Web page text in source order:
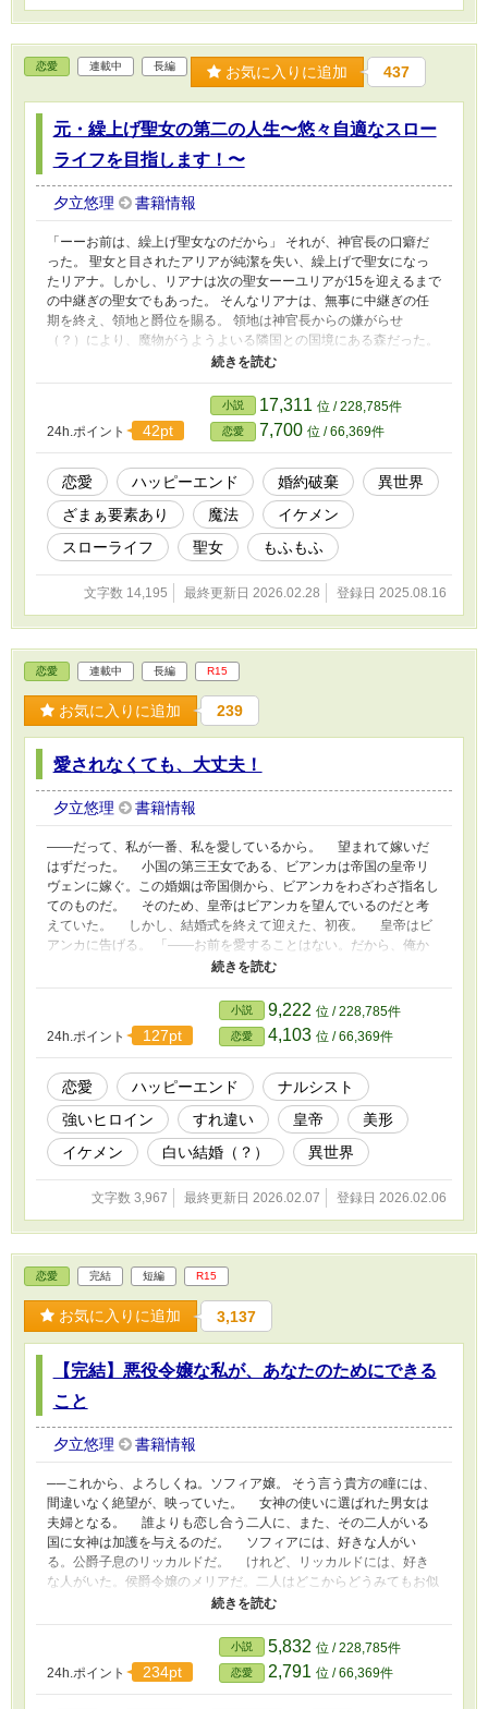
恋愛 連載中 長編 お気に入りに追加 437
元・繰上げ聖女の第二の人生〜悠々自適なスロー
ライフを目指します！〜
夕立悠理 書籍情報
「ーーお前は、繰上げ聖女なのだから」 それが、神官長の口癖だ
った。 聖女と目されたアリアが純潔を失い、繰上げで聖女になっ
たリアナ。しかし、リアナは次の聖女ーーユリアが15を迎えるまで
の中継ぎの聖女でもあった。 そんなリアナは、無事に中継ぎの任
期を終え、領地と爵位を賜る。 領地は神官長からの嫌がらせ
（？）により、魔物がうようよいる隣国との国境にある森だった。
そんな森でもリアナは、挫けず、めげず、むしろ喜んで向かう。
る力で悠々自適なスローライフを送っていると、面倒ごとが次々舞
い込んできてーー！？ 神官長が、実は私のことが好きだった？
……いや、今更言われても。 イケメンな生き霊ですね！！ ……
って、王太子殿下の生き霊なんですか！？ かわいいもふもふー。
……星獣だなんて、聞いてない！！ リアナの、のんびり、たまに
ハプニングとちょっぴりドキドキなスローライフ生活。 ※間違え
られた番様があまりにもシリアスなので、息抜きにコメディーを始
めました
24h.ポイント 42pt
小説 17,311 位 / 228,785件
恋愛 7,700 位 / 66,369件
恋愛 ハッピーエンド 婚約破棄
異世界
ざまぁ要素あり
魔法
イケメン
スローライフ
聖女 もふもふ
文字数 14,195 最終更新日 2026.02.28 登録日 2025.08.16
恋愛 連載中 長編 R15
お気に入りに追加 239
愛されなくても、大丈夫！
夕立悠理 書籍情報
――だって、私が一番、私を愛しているから。 望まれて嫁いだ
はずだった。 小国の第三王女である、ビアンカは帝国の皇帝リ
ヴェンに嫁ぐ。この婚姻は帝国側から、ビアンカをわざわざ指名し
てのものだ。 そのため、皇帝はビアンカを望んでいるのだと考
えていた。 しかし、結婚式を終えて迎えた、初夜。 皇帝はビ
アンカに告げる。 「――お前を愛することはない。だから、俺か
らの愛を望むな」 ……でも、そんなことを言われてもビアンカ
は全然平気だった。 なぜなら、ビアンカは―― 「私の神もひれ
伏す美しさに恐れおののいたのかしら？ まぁ、いいわ。私以上に
私を愛せる人など、やはりいなかったわね」 超がつくほどナルシ
ストだった！ そんなナルシストな皇后ビアンカのハッピー新生
活。
24h.ポイント 127pt
小説 9,222 位 / 228,785件
恋愛 4,103 位 / 66,369件
恋愛 ハッピーエンド
ナルシスト
強いヒロイン
すれ違い 皇帝
美形
イケメン
白い結婚（？） 異世界
文字数 3,967 最終更新日 2026.02.07 登録日 2026.02.06
恋愛 完結 短編 R15
お気に入りに追加 3,137
【完結】悪役令嬢な私が、あなたのためにできる
こと
夕立悠理 書籍情報
──これから、よろしくね。ソフィア嬢。 そう言う貴方の瞳には、
間違いなく絶望が、映っていた。 女神の使いに選ばれた男女は
夫婦となる。 誰よりも恋し合う二人に、また、その二人がいる
国に女神は加護を与えるのだ。 ソフィアには、好きな人がい
る。公爵子息のリッカルドだ。 けれど、リッカルドには、好き
な人がいた。侯爵令嬢のメリアだ。二人はどこからどうみてもお似
合いで、その二人が女神の使いに選ばれると皆信じていた。 け
れど、女神は告げた。 女神の使いを、リッカルドとソフィアに
する、と。 ソフィアはその瞬間、一組の恋人を引き裂くお邪魔
虫になってしまう。 リッカルドとソフィアは女神の加護をもら
うべく、夫婦になり──けれど、その生活に耐えられなくなったリ
ッカルドはメリアと心中する。 そのことにショックを受けたソ
24h.ポイント 234pt
小説 5,832 位 / 228,785件
恋愛 2,791 位 / 66,369件